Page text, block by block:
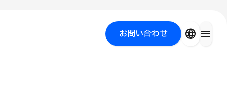
お問い合わせ language menu